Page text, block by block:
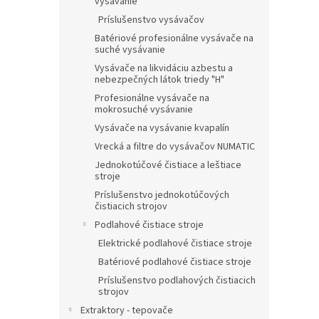
Príslušenstvo vysávačov
Batériové profesionálne vysávače na
suché vysávanie
Vysávače na likvidáciu azbestu a
nebezpečných látok triedy "H"
Profesionálne vysávače na
mokrosuché vysávanie
Vysávače na vysávanie kvapalín
Vrecká a filtre do vysávačov NUMATIC
Jednokotúčové čistiace a leštiace
stroje
Príslušenstvo jednokotúčových
čistiacich strojov
Podlahové čistiace stroje
Elektrické podlahové čistiace stroje
Batériové podlahové čistiace stroje
Príslušenstvo podlahových čistiacich
strojov
Extraktory - tepovače